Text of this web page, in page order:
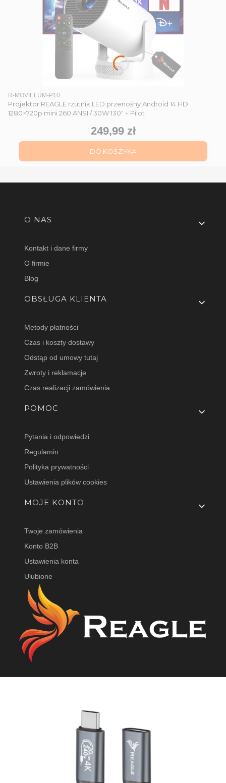
Kod produktu
R-MOVIELUM-P10
Projektor REAGLE rzutnik LED przenośny Android 14 HD
1280×720p mini 260 ANSI / 30W 130" + Pilot
Cena
249,99 zł
DO KOSZYKA
Linki w stopce
O NAS
Kontakt i dane firmy
O firmie
Blog
OBSŁUGA KLIENTA
Metody płatności
Czas i koszty dostawy
Odstąp od umowy tutaj
Zwroty i reklamacje
Czas realizacji zamówienia
POMOC
Pytania i odpowiedzi
Regulamin
Polityka prywatności
Ustawienia plików cookies
MOJE KONTO
Twoje zamówienia
Konto B2B
Ustawienia konta
Ulubione
☎︎ +48 781 301 898
DODAJ DO KOSZYKA